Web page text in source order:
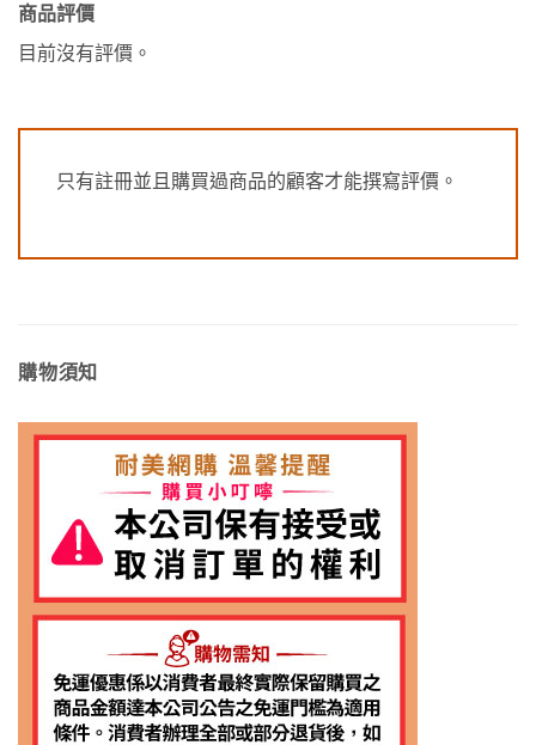
商品評價
目前沒有評價。
只有註冊並且購買過商品的顧客才能撰寫評價。
購物須知